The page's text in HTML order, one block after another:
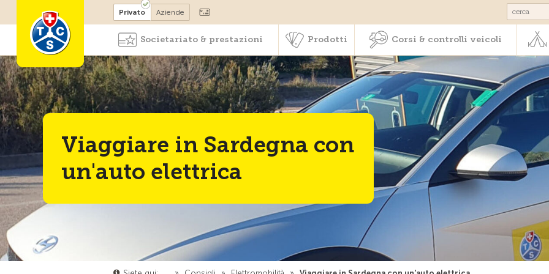
Diventare socio Corsi & controlli
Privato Aziende
Societariato & prestazioni Prodotti Corsi & controlli veicoli
Viaggiare in Sardegna con
un'auto elettrica